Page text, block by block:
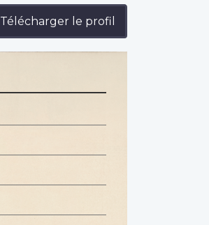
Télécharger le profil